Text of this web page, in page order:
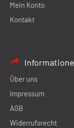
Mein Konto
Kontakt
Über uns
Impressum
AGB
Widerrufsrecht